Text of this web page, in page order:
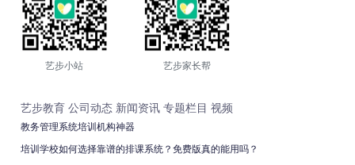
艺步小站 艺步家长帮
艺步教育 公司动态 新闻资讯 专题栏目 视频
教务管理系统培训机构神器
培训学校如何选择靠谱的排课系统？免费版真的能用吗？